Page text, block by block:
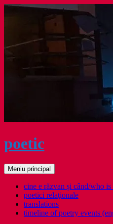
Sari
poetic
Caută
Meniu principal
cine e răzvan și când/who
poetici relaţionale
translations
timeline of poetry events